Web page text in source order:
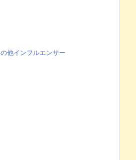
他インフルエンサー